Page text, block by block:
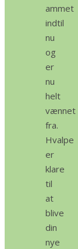
ammet
indtil
nu
og
er
nu
helt
vænnet
fra.
Hvalpe
er
klare
til
at
blive
din
nye